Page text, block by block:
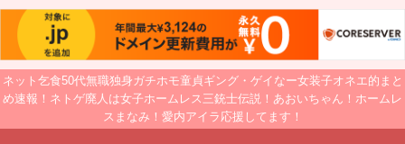
ネット乞食50代無職独身ガチホモ童貞ギング・ゲイなー女装子オネエ的まと
め速報！ネトゲ廃人は女子ホームレス三銃士伝説！あおいちゃん！ホームレ
スまなみ！愛内アイラ応援してます！